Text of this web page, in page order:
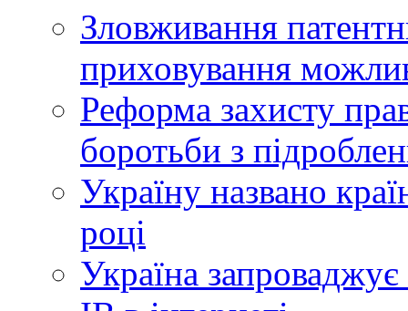
Зловживання
приховування
Реформа захисту
боротьби з
Україну названо
році
Україна